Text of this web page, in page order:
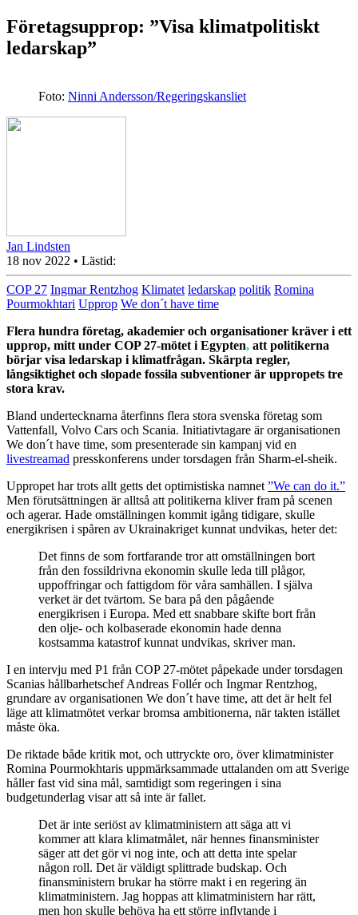
Företagsupprop: ”Visa klimatpolitiskt
ledarskap”
Foto: Ninni Andersson/Regeringskansliet
Jan Lindsten
18 nov 2022 • Lästid:
COP 27 Ingmar Rentzhog Klimatet ledarskap politik Romina
Pourmokhtari Upprop We don´t have time
Flera hundra företag, akademier och organisationer kräver i ett
upprop, mitt under COP 27-mötet i Egypten, att politikerna
börjar visa ledarskap i klimatfrågan. Skärpta regler,
långsiktighet och slopade fossila subventioner är uppropets tre
stora krav.
Bland undertecknarna återfinns flera stora svenska företag som
Vattenfall, Volvo Cars och Scania. Initiativtagare är organisationen
We don´t have time, som presenterade sin kampanj vid en
livestreamad presskonferens under torsdagen från Sharm-el-sheik.
Uppropet har trots allt getts det optimistiska namnet ”We can do it.”
Men förutsättningen är alltså att politikerna kliver fram på scenen
och agerar. Hade omställningen kommit igång tidigare, skulle
energikrisen i spåren av Ukrainakriget kunnat undvikas, heter det:
Det finns de som fortfarande tror att omställningen bort
från den fossildrivna ekonomin skulle leda till plågor,
uppoffringar och fattigdom för våra samhällen. I själva
verket är det tvärtom. Se bara på den pågående
energikrisen i Europa. Med ett snabbare skifte bort från
den olje- och kolbaserade ekonomin hade denna
kostsamma katastrof kunnat undvikas, skriver man.
I en intervju med P1 från COP 27-mötet påpekade under torsdagen
Scanias hållbarhetschef Andreas Follér och Ingmar Rentzhog,
grundare av organisationen We don´t have time, att det är helt fel
läge att klimatmötet verkar bromsa ambitionerna, när takten istället
måste öka.
De riktade både kritik mot, och uttryckte oro, över klimatminister
Romina Pourmokhtaris uppmärksammade uttalanden om att Sverige
håller fast vid sina mål, samtidigt som regeringen i sina
budgetunderlag visar att så inte är fallet.
Det är inte seriöst av klimatministern att säga att vi
kommer att klara klimatmålet, när hennes finansminister
säger att det gör vi nog inte, och att detta inte spelar
någon roll. Det är väldigt splittrade budskap. Och
finansministern brukar ha större makt i en regering än
klimatministern. Jag hoppas att klimatministern har rätt,
men hon skulle behöva ha ett större inflytande i